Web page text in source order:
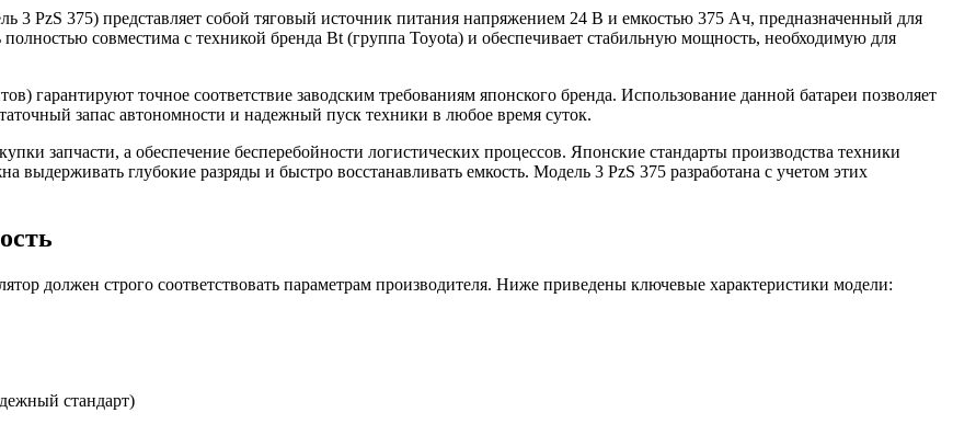
3 PzS 375) представляет собой тяговый источник питания напряжением 24 В и емкостью 375 Ач, предназначенный для
совместима с техникой бренда Bt (группа Toyota) и обеспечивает стабильную мощность, необходимую для
гарантируют точное соответствие заводским требованиям японского бренда. Использование данной батареи позволяет
запас автономности и надежный пуск техники в любое время суток.
запчасти, а обеспечение бесперебойности логистических процессов. Японские стандарты производства техники
выдерживать глубокие разряды и быстро восстанавливать емкость. Модель 3 PzS 375 разработана с учетом этих
должен строго соответствовать параметрам производителя. Ниже приведены ключевые характеристики модели:
стандарт)